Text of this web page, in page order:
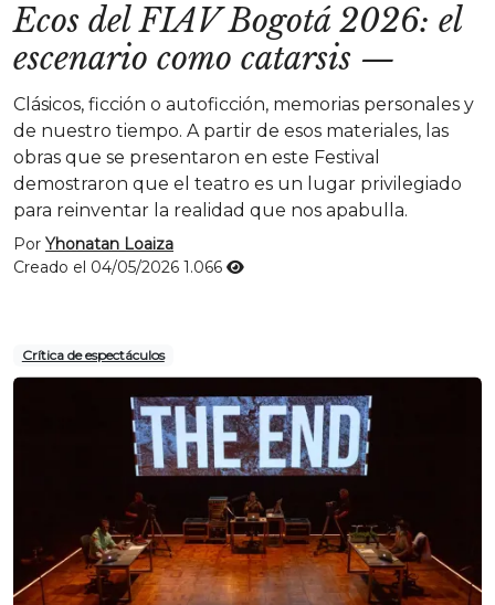
Ecos del FIAV Bogotá 2026: el
escenario como catarsis —
Clásicos, ficción o autoficción, memorias personales y
de nuestro tiempo. A partir de esos materiales, las
obras que se presentaron en este Festival
demostraron que el teatro es un lugar privilegiado
para reinventar la realidad que nos apabulla.
Por Yhonatan Loaiza
Creado el 04/05/2026 1.066
Crítica de espectáculos